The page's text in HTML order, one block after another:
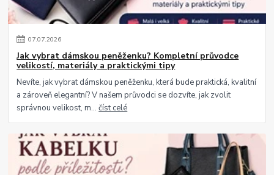
07.07.2026
Jak vybrat dámskou peněženku? Kompletní průvodce
velikostí, materiály a praktickými tipy
Nevíte, jak vybrat dámskou peněženku, která bude praktická, kvalitní
a zároveň elegantní? V našem průvodci se dozvíte, jak zvolit
správnou velikost, m...číst celé